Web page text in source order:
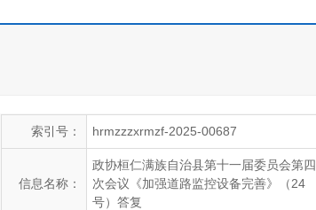
索引号： hrmzzzxrmzf-2025-00687
信息名称：
政协桓仁满族自治县第十一届委员会第四
次会议《加强道路监控设备完善》（24
号）答复